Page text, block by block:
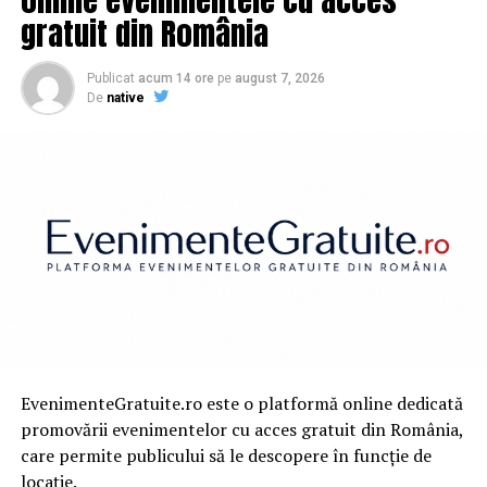
NU RATATI
Lazăr, final de declarație cu lacrimi în ochi – Comisarul
de Prahova
gratuit din România
Publicat acum 14 ore pe august 7, 2026
De native
EvenimenteGratuite.ro este o platformă online dedicată
promovării evenimentelor cu acces gratuit din România,
care permite publicului să le descopere în funcție de
locație.